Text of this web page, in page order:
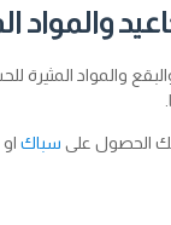
الحصول على سباك او